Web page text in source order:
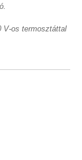
V-os termosztáttal